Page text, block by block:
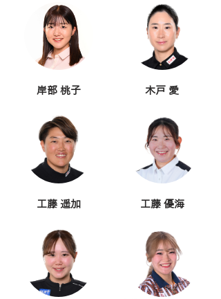
岸部 桃子
工藤 遥加
木戸 愛
工藤 優海